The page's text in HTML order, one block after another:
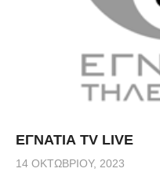
ΕΓΝΑΤΙΑ TV LIVE
14 ΟΚΤΩΒΡΊΟΥ, 2023